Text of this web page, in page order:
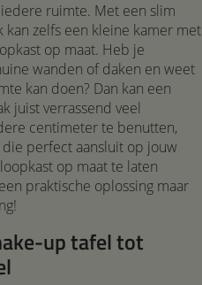
ruimte. Met een slim
kan zelfs een kleine kamer met
op maat. Heb je
wanden of daken en weet
kan doen? Dan kan een
juist verrassend veel
centimeter te benutten,
perfect aansluit op jouw
op maat te laten
praktische oplossing maar
up tafel tot